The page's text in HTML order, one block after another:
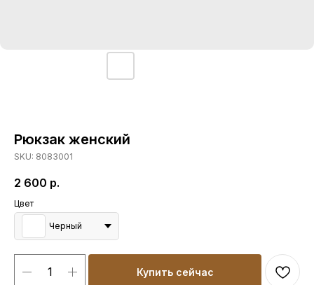
Рюкзак женский
SKU: 8083001
2 600 р.
Цвет
Черный
Купить сейчас